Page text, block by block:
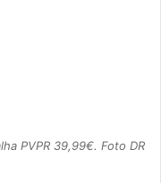
PVPR 39,99€. Foto DR